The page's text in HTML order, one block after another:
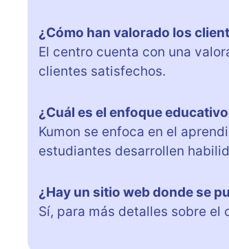
¿Cómo han valorado los
El centro cuenta con una
clientes satisfechos.
¿Cuál es el enfoque
Kumon se enfoca en el
estudiantes desarrollen
¿Hay un sitio web donde se
Sí, para más detalles sobre